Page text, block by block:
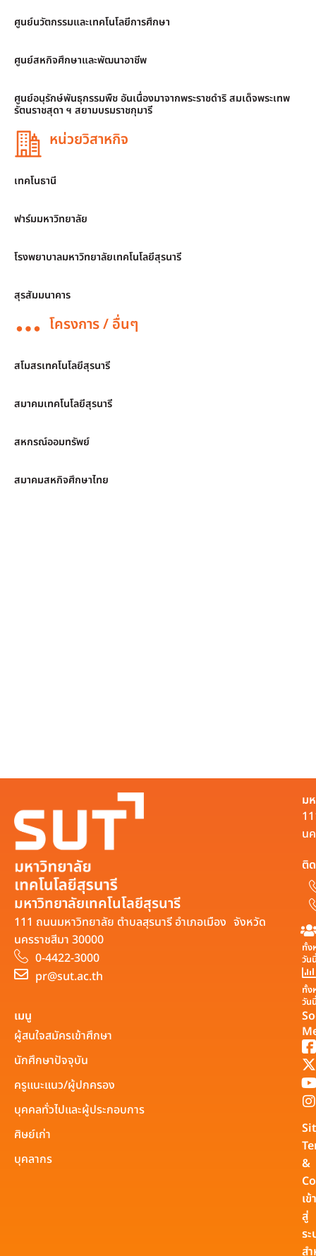
ศูนย์นวัตกรรมและเทคโนโลยีการศึกษา
ศูนย์สหกิจศึกษาและพัฒนาอาชีพ
ศูนย์อนุรักษ์พันธุกรรมพืช อันเนื่องมาจากพระราชดำริ สมเด็จพระเทพ
รัตนราชสุดา ฯ สยามบรมราชกุมารี
หน่วยวิสาหกิจ
เทคโนธานี
ฟาร์มมหาวิทยาลัย
โรงพยาบาลมหาวิทยาลัยเทคโนโลยีสุรนารี
สุรสัมมนาคาร
โครงการ / อื่นๆ
สโมสรเทคโนโลยีสุรนารี
สมาคมเทคโนโลยีสุรนารี
สหกรณ์ออมทรัพย์
สมาคมสหกิจศึกษาไทย
มหาวิทยาลัยเทคโนโลยีสุรนารี
111 ถนนมหาวิทยาลัย ตำบลสุรนารี อำเภอเมือง จังหวัด
นครราชสีมา 30000
0-4422-3000
pr@sut.ac.th
ม
น
ติ
ทั้ง
วัน
ทั้ง
วัน
เมนู
ผู้สนใจสมัครเข้าศึกษา
นักศึกษาปัจจุบัน
ครูแนะแนว/ผู้ปกครอง
บุคคลทั่วไปและผู้ประกอบการ
ศิษย์เก่า
บุคลากร
&
เข้า
สู่
ร
ส